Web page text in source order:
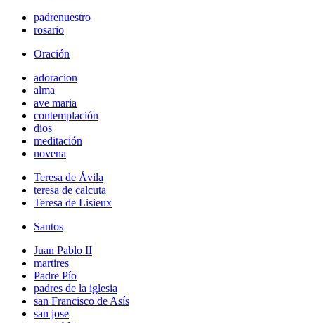
padrenuestro
rosario
Oración
adoracion
alma
ave maria
contemplación
dios
meditación
novena
Teresa de Ávila
teresa de calcuta
Teresa de Lisieux
Santos
Juan Pablo II
martires
Padre Pío
padres de la iglesia
san Francisco de Asís
san jose